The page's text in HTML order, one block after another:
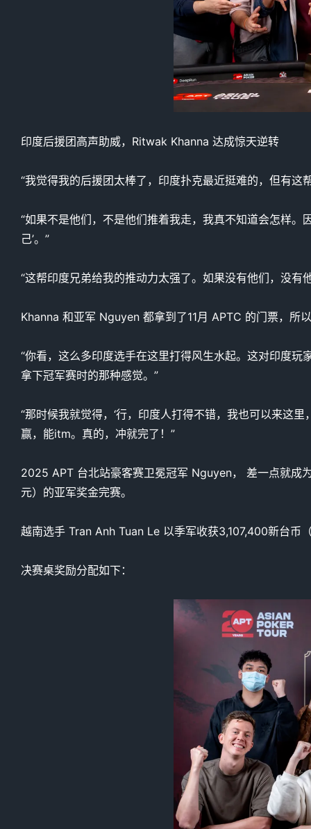
印度后援团高声助威，Ritwak Khanna 达成惊天逆转
“我觉得我的后援团太棒了，印度扑克最近挺难的，但有
“如果不是他们，不是他们推着我走，我真不知道会怎样
己’。”
“这帮印度兄弟给我的推动力太强了。如果没有他们，没有
Khanna 和亚军 Nguyen 都拿到了11月 APTC 的门票，所
“你看，这么多印度选手在这里打得风生水起。这对印度
拿下冠军赛时的那种感觉。”
“那时候我就觉得，‘行，印度人打得不错，我也可以来这
赢，能itm。真的，冲就完了！”
2025 APT 台北站豪客赛卫冕冠军 Nguyen， 差一点就成
元）的亚军奖金完赛。
越南选手 Tran Anh Tuan Le 以季军收获3,107,400新台币
决赛桌奖励分配如下：